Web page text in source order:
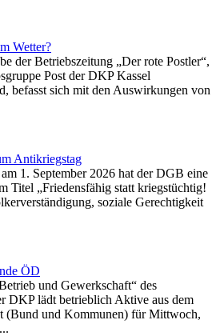
Wetter?
der Betriebszeitung „Der rote Postler“,
Post der DKP Kassel
befasst sich mit den Auswirkungen von
Antikriegstag
1. September 2026 hat der DGB eine
Titel „Friedensfähig statt kriegstüchtig!
soziale Gerechtigkeit
ÖD
und Gewerkschaft“ des
DKP lädt betrieblich Aktive aus dem
(Bund und Kommunen) für Mittwoch,